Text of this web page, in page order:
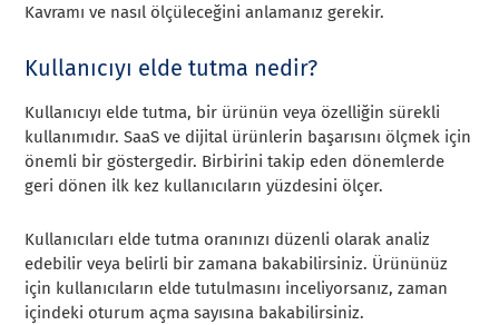
Kavramı ve nasıl ölçüleceğini anlamanız gerekir.
Kullanıcıyı elde tutma nedir?
Kullanıcıyı elde tutma, bir ürünün veya özelliğin sürekli
kullanımıdır. SaaS ve dijital ürünlerin başarısını ölçmek için
önemli bir göstergedir. Birbirini takip eden dönemlerde
geri dönen ilk kez kullanıcıların yüzdesini ölçer.
Kullanıcıları elde tutma oranınızı düzenli olarak analiz
edebilir veya belirli bir zamana bakabilirsiniz. Ürününüz
için kullanıcıların elde tutulmasını inceliyorsanız, zaman
içindeki oturum açma sayısına bakabilirsiniz.